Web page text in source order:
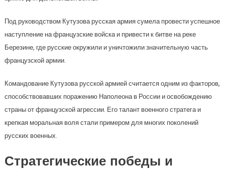
Под руководством Кутузова русская армия сумела провести успешное
наступление на французские войска и привести к битве на реке
Березине, где русские окружили и уничтожили значительную часть
французской армии.
Командование Кутузова русской армией считается одним из факторов,
способствовавших поражению Наполеона в России и освобождению
страны от французской агрессии. Его талант военного стратега и
крепкая моральная воля стали примером для многих поколений
русских военных.
Стратегические победы и